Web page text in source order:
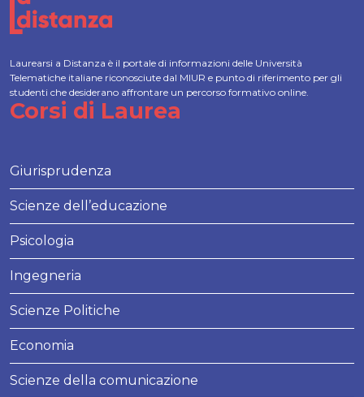
Laurearsi a Distanza è il portale di informazioni delle Università
Telematiche italiane riconosciute dal MIUR e punto di riferimento per gli
studenti che desiderano affrontare un percorso formativo online.
Corsi di Laurea
Giurisprudenza
Scienze dell’educazione
Psicologia
Ingegneria
Scienze Politiche
Economia
Scienze della comunicazione